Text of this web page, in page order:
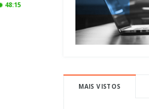
48:15
MAIS VISTOS